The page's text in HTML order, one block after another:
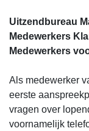
Uitzendbureau
Medewerkers
Medewerkers
Als medewerker
eerste
vragen over
voornamelijk